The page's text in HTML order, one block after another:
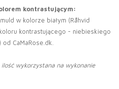
kontrastującym:
w kolorze białym (Råhvid
kontrastującego - niebieskiego
CaMaRose.dk.
wykorzystana na wykonanie